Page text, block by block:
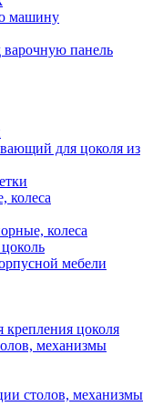
машину
панель
для цоколя из
колеса
колеса
мебели
цоколя
механизмы
столов, механизмы